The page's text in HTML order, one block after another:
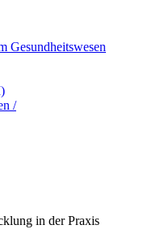
Gesundheitswesen
/
in der Praxis